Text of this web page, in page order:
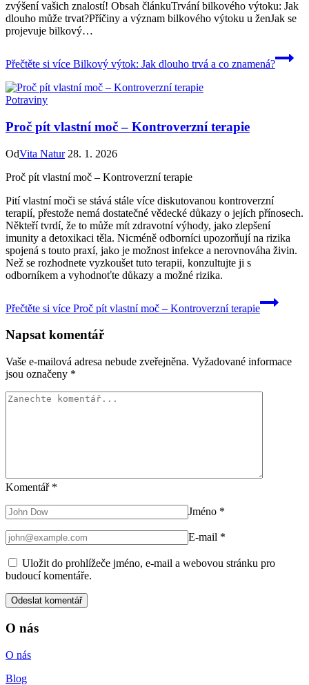
zvýšení vašich znalostí! Obsah článkuTrvání bilkového výtoku: Jak
dlouho může trvat?Příčiny⁢ a význam bilkového výtoku u ženJak se
projevuje bilkový…
Přečtěte si více Bilkový výtok: Jak dlouho trvá a co znamená?
Potraviny
Proč pít vlastní moč – Kontroverzní terapie
OdVita Natur 28. 1. 2026
Proč pít vlastní moč – Kontroverzní terapie
Pití vlastní moči se stává stále více diskutovanou kontroverzní
terapií, přestože nemá dostatečné vědecké důkazy o jejích přínosech.
Někteří tvrdí, že to může mít zdravotní výhody, jako zlepšení
imunity a detoxikaci těla. Nicméně odborníci upozorňují na rizika
spojená s touto praxí, jako je možnost infekce a nerovnováha živin.
Než se rozhodnete vyzkoušet tuto terapii, konzultujte ji s
odborníkem a vyhodnoťte důkazy a možné rizika.
Přečtěte si více Proč pít vlastní moč – Kontroverzní terapie
Napsat komentář
Vaše e-mailová adresa nebude zveřejněna. Vyžadované informace
jsou označeny *
Komentář *
Jméno *
E-mail *
Uložit do prohlížeče jméno, e-mail a webovou stránku pro
budoucí komentáře.
O nás
O nás
Blog